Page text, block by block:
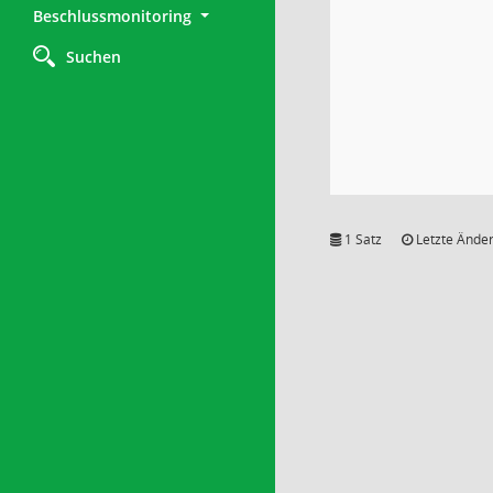
Beschlussmonitoring
Suchen
1 Satz Letzte